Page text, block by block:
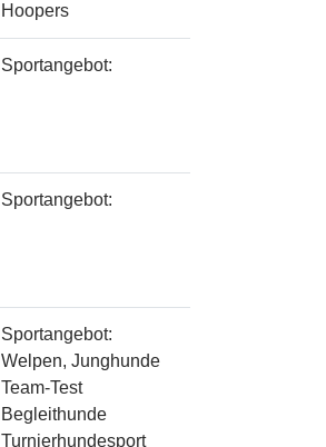
Hoopers
Sportangebot:
Sportangebot:
Sportangebot:
Welpen, Junghunde
Team-Test
Begleithunde
Turnierhundesport